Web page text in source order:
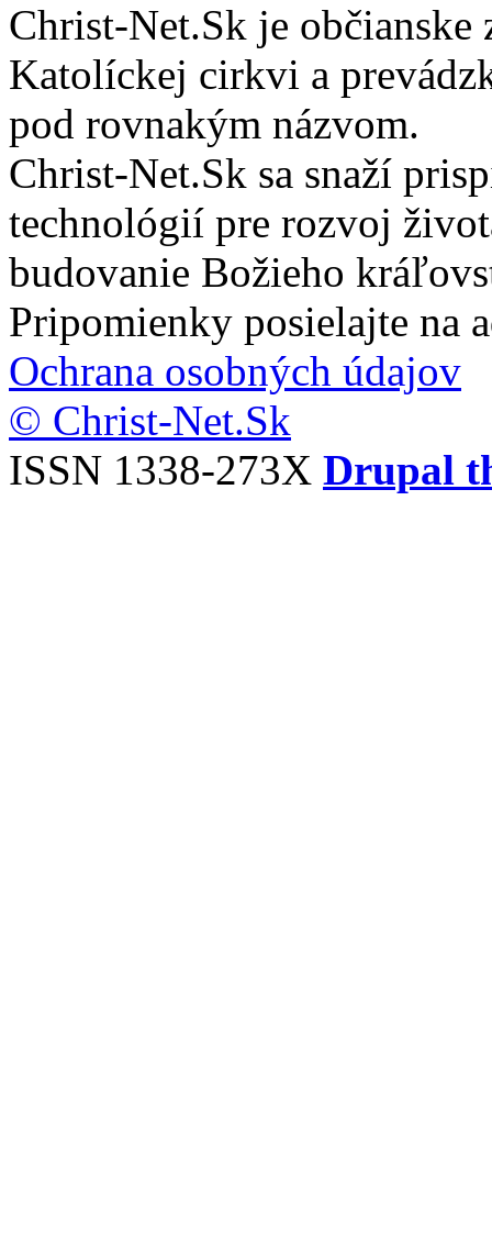
Christ-Net.Sk je
Katolíckej cirkvi a
pod rovnakým názvom.
Christ-Net.Sk sa snaží
technológií pre rozvoj
budovanie Božieho
Pripomienky posielajte na
Ochrana osobných údajov
© Christ-Net.Sk
ISSN 1338-273X Drupal